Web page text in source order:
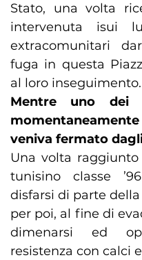
Stato, una volta
intervenuta isui
extracomunitari
fuga in questa
al loro inseguimento.
Mentre uno dei
veniva fermato
Una volta
tunisino classe
disfarsi di parte
per poi, al fine di
dimenarsi ed
resistenza con calci